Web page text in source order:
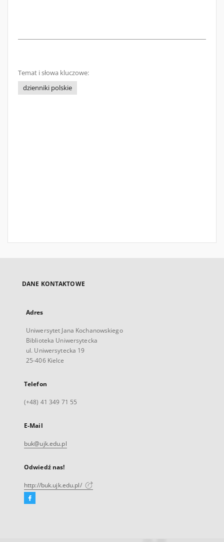
Temat i słowa kluczowe:
dzienniki polskie
DANE KONTAKTOWE
Adres
Uniwersytet Jana Kochanowskiego
Biblioteka Uniwersytecka
ul. Uniwersytecka 19
25-406 Kielce
Telefon
(+48) 41 349 71 55
E-Mail
buk@ujk.edu.pl
Odwiedź nas!
http://buk.ujk.edu.pl/
Facebook